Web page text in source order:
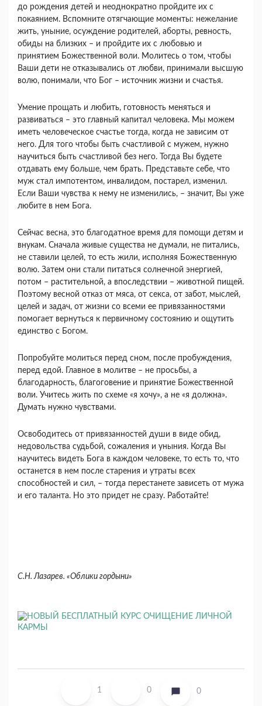
до рождения детей и неоднократно пройдите их с
покаянием. Вспомните отягчающие моменты: нежелание
жить, уныние, осуждение родителей, аборты, ревность,
обиды на близких – и пройдите их с любовью и
принятием Божественной воли. Молитесь о том, чтобы
Ваши дети не отказывались от любви, принимали высшую
волю, понимали, что Бог – источник жизни и счастья.
Умение прощать и любить, готовность меняться и
развиваться – это главный капитал человека. Мы можем
иметь человеческое счастье тогда, когда не зависим от
него. Для того чтобы быть счастливой с мужем, нужно
научиться быть счастливой без него. Тогда Вы будете
отдавать ему больше, чем брать. Представьте себе, что
муж стал импотентом, инвалидом, постарел, изменил.
Если Ваши чувства к нему не изменились, – значит, Вы уже
любите в нем Бога.
Сейчас весна, это благодатное время для помощи детям и
внукам. Сначала живые существа не думали, не питались,
не ставили целей, то есть жили, исполняя Божественную
волю. Затем они стали питаться солнечной энергией,
потом – растительной, а впоследствии – животной пищей.
Поэтому весной отказ от мяса, от секса, от забот, мыслей,
целей и задач, от жизни со всеми ее привязанностями
помогает вернуться к первичному состоянию и ощутить
единство с Богом.
Попробуйте молиться перед сном, после пробуждения,
перед едой. Главное в молитве – не просьбы, а
благодарность, благоговение и принятие Божественной
воли. Учитесь жить по схеме «я хочу», а не «я должна».
Думать нужно чувствами.
Освободитесь от привязанностей души в виде обид,
недовольства судьбой, сожаления и уныния. Когда Вы
научитесь видеть Бога в каждом человеке, то есть то, что
останется в нем после старения и утраты всех
способностей и сил, – тогда перестанете зависеть от мужа
и его таланта. Но это придет не сразу. Работайте!
С.Н. Лазарев. «Облики гордыни»
1 0 0